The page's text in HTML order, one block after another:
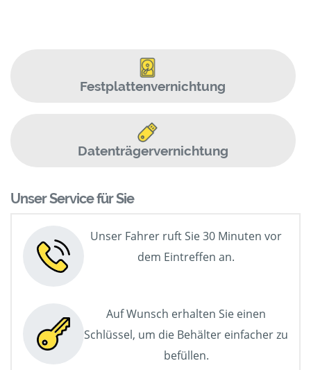
Festplattenvernichtung
Datenträgervernichtung
Unser Service für Sie
Unser Fahrer ruft Sie 30 Minuten vor
dem Eintreffen an.
Auf Wunsch erhalten Sie einen
Schlüssel, um die Behälter einfacher zu
befüllen.